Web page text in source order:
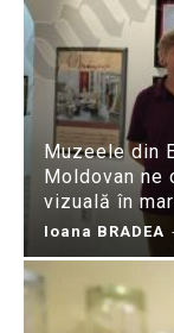
Muzeele din
Moldovan ne
vizuală în
Ioana BRADEA